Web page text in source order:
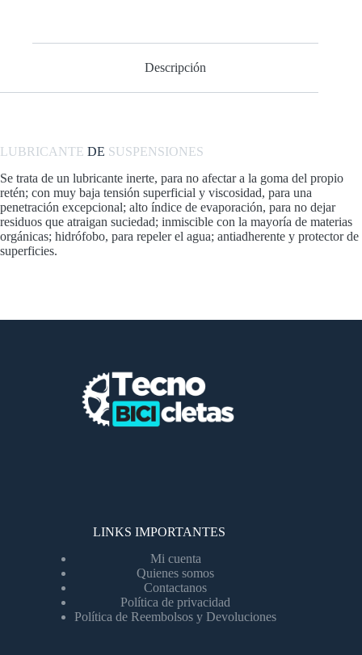
Descripción
LUBRICANTE DE SUSPENSIONES
Se trata de un lubricante inerte, para no afectar a la goma del propio
retén; con muy baja tensión superficial y viscosidad, para una
penetración excepcional; alto índice de evaporación, para no dejar
residuos que atraigan suciedad; inmiscible con la mayoría de materias
orgánicas; hidrófobo, para repeler el agua; antiadherente y protector de
superficies.
LINKS IMPORTANTES
Mi cuenta
Quienes somos
Contactanos
Política de privacidad
Política de Reembolsos y Devoluciones